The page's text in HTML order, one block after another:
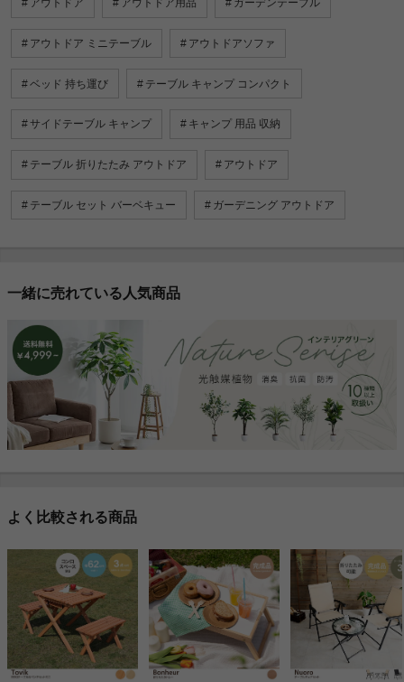
アウトドア アウトドア用品 ガーデンテーブル
アウトドア ミニテーブル アウトドアソファ
ベッド 持ち運び テーブル キャンプ コンパクト
サイドテーブル キャンプ キャンプ 用品 収納
テーブル 折りたたみ アウトドア アウトドア
テーブル セット バーベキュー ガーデニング アウトドア
一緒に売れている人気商品
よく比較される商品